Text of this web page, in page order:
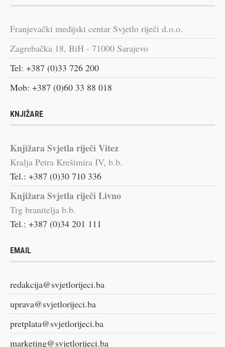
Franjevački medijski centar Svjetlo riječi d.o.o.
Zagrebačka 18, BiH - 71000 Sarajevo
Tel: +387 (0)33 726 200
Mob: +387 (0)60 33 88 018
KNJIŽARE
Knjižara Svjetla riječi Vitez
Kralja Petra Krešimira IV, b.b.
Tel.: +387 (0)30 710 336
Knjižara Svjetla riječi Livno
Trg branitelja b.b.
Tel.: +387 (0)34 201 111
EMAIL
redakcija@svjetlorijeci.ba
uprava@svjetlorijeci.ba
pretplata@svjetlorijeci.ba
marketing@svjetlorijeci.ba